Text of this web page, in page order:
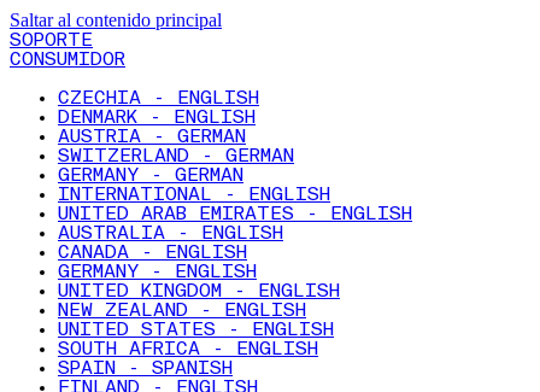
Saltar al contenido principal
SOPORTE
CONSUMIDOR
CZECHIA - ENGLISH
DENMARK - ENGLISH
AUSTRIA - GERMAN
SWITZERLAND - GERMAN
GERMANY - GERMAN
INTERNATIONAL - ENGLISH
UNITED ARAB EMIRATES - ENGLISH
AUSTRALIA - ENGLISH
CANADA - ENGLISH
GERMANY - ENGLISH
UNITED KINGDOM - ENGLISH
NEW ZEALAND - ENGLISH
UNITED STATES - ENGLISH
SOUTH AFRICA - ENGLISH
SPAIN - SPANISH